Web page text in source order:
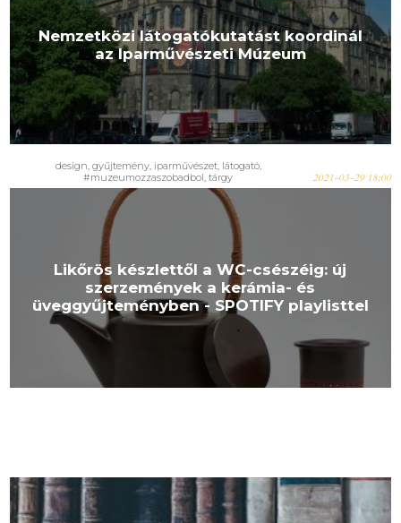
Nemzetközi látogatókutatást koordinál
az Iparművészeti Múzeum
design, gyűjtemény, iparművészet, látogató,
#muzeumozzaszobadbol, tárgy
2021-03-29 18:00
Likőrös készlettől a WC-csészéig: új
szerzemények a kerámia- és
üveggyűjteményben - SPOTIFY playlisttel